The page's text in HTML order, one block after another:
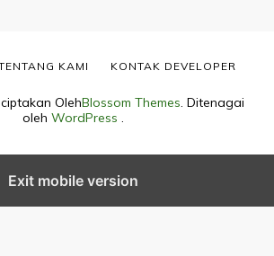
OlehBlossom Themes. Ditenagai
oleh WordPress .
KAMI KONTAK DEVELOPER
Exit mobile version